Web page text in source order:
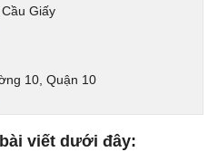
Giấy
10, Quận 10
viết dưới đây: